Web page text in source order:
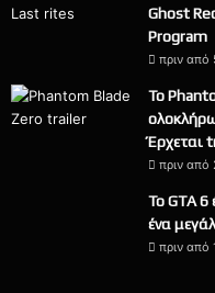
Ghost
Program
πριν από
Το
Έρχεται
πριν
Το GTA 6
ένα
πριν από